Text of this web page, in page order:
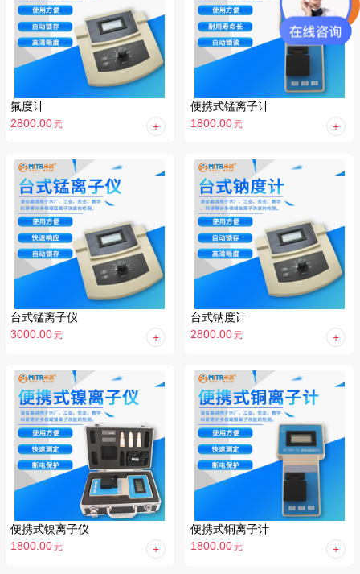
氟度计
2800.00 元
便携式锰离子计
1800.00元
台式锰离子仪
3000.00 元
台式钠度计
2800.00元
便携式镍离子仪
1800.00 元
便携式铜离子计
1800.00元